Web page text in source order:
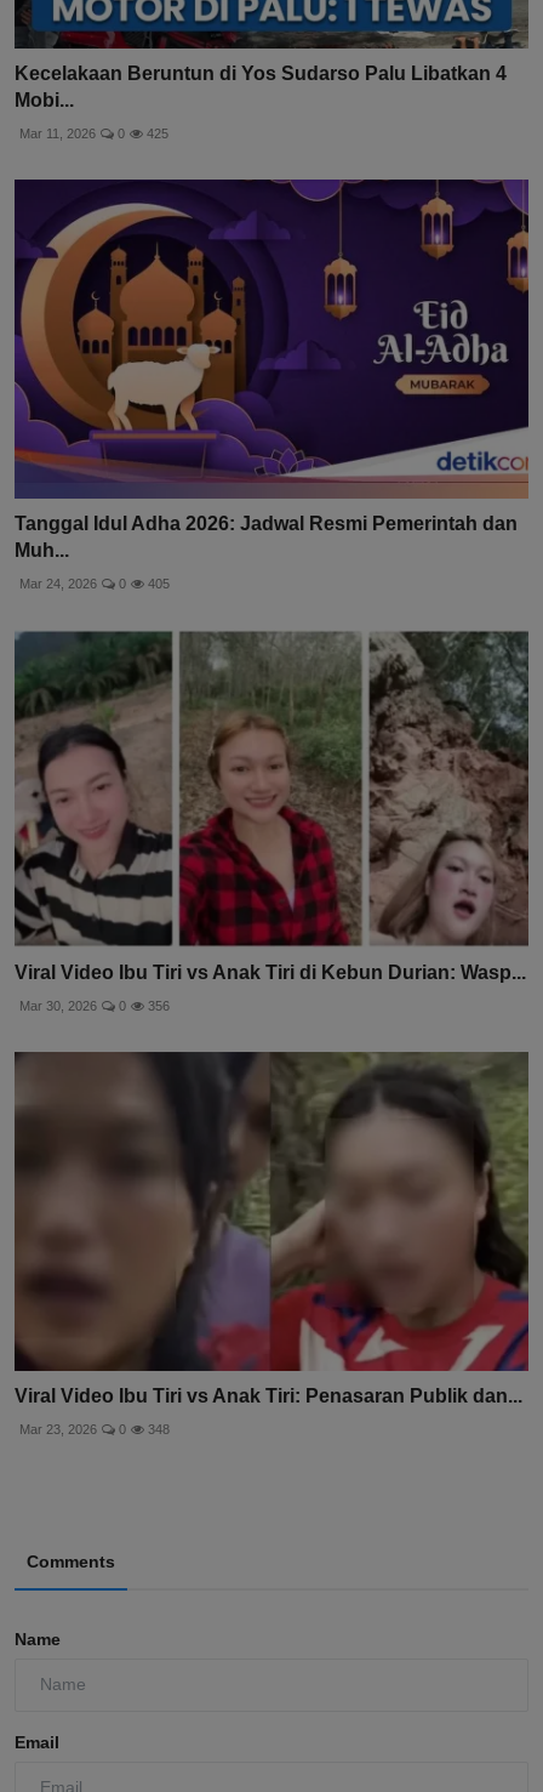
Kecelakaan Beruntun di Yos Sudarso Palu Libatkan 4
Mobi...
Mar 11, 2026 0 425
Tanggal Idul Adha 2026: Jadwal Resmi Pemerintah dan
Muh...
Mar 24, 2026 0 405
Viral Video Ibu Tiri vs Anak Tiri di Kebun Durian: Wasp...
Mar 30, 2026 0 356
Viral Video Ibu Tiri vs Anak Tiri: Penasaran Publik dan...
Mar 23, 2026 0 348
Comments
Name
Email